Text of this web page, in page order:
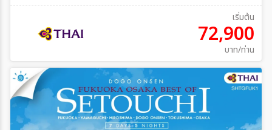
เริ่มต้น
72,900
บาท/ท่าน